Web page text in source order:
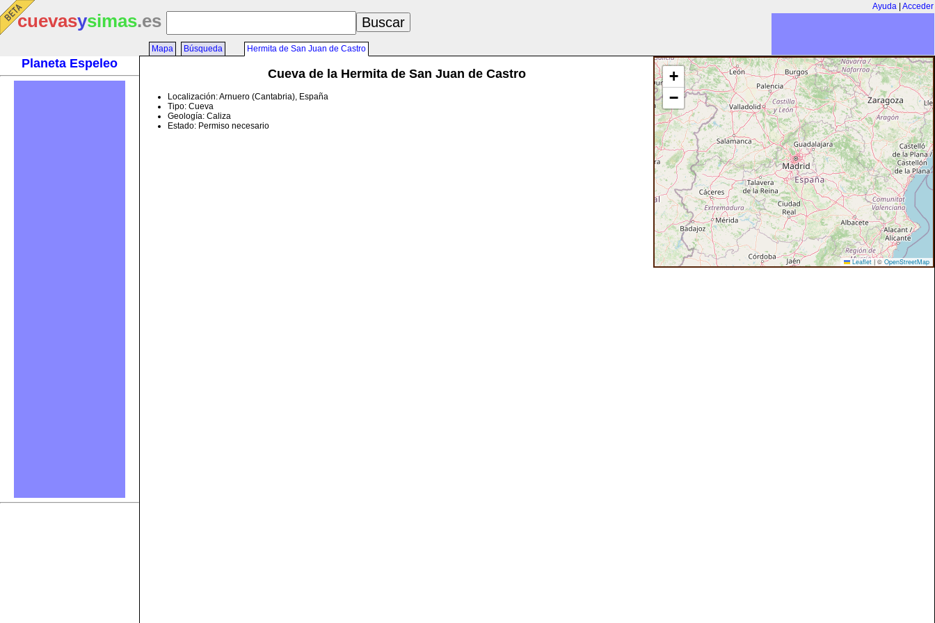
Ayuda Acceder
cuevasysimas.es
Planeta Espeleo
Mapa Búsqueda Hermita de San Juan de Castro
+
−
Leaflet | © OpenStreetMap
Cueva de la Hermita de San Juan de Castro
Localización: Arnuero (Cantabria), España
Tipo: Cueva
Geología: Caliza
Estado: Permiso necesario